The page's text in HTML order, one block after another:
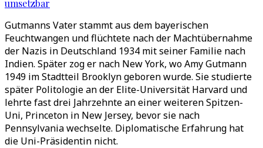
umsetzbar
Gutmanns Vater stammt aus dem bayerischen
Feuchtwangen und flüchtete nach der Machtübernahme
der Nazis in Deutschland 1934 mit seiner Familie nach
Indien. Später zog er nach New York, wo Amy Gutmann
1949 im Stadtteil Brooklyn geboren wurde. Sie studierte
später Politologie an der Elite-Universität Harvard und
lehrte fast drei Jahrzehnte an einer weiteren Spitzen-
Uni, Princeton in New Jersey, bevor sie nach
Pennsylvania wechselte. Diplomatische Erfahrung hat
die Uni-Präsidentin nicht.